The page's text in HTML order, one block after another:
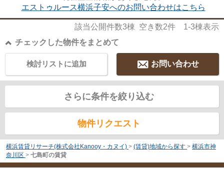
エストゥルース横浜子安へのお問い合わせはこちら
該当公開件数3棟 空き数2件 1-3棟表示
チェックした物件をまとめて
お問い合わせ
検討リストに追加
さらに条件を絞り込む
物件リクエスト
横浜賃貸リサーチ(株式会社Kanooy・カヌイ) > (賃貸)地域から探す > 横浜市神
奈川区 > 七島町の賃貸